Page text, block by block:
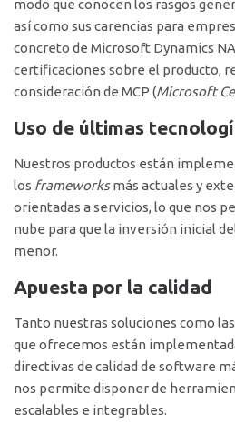
modo que conocen los rasgos
así como sus carencias para
concreto de Microsoft Dynamics
certificaciones sobre el producto,
consideración de MCP (Microsoft
Uso de últimas
Nuestros productos están
los frameworksmás actuales y
orientadas a servicios, lo que nos
nube para que la inversión inicial
menor.
Apuesta por la calidad
Tanto nuestras soluciones como
que ofrecemos están
directivas de calidad de software
nos permite disponer de
escalables e integrables.